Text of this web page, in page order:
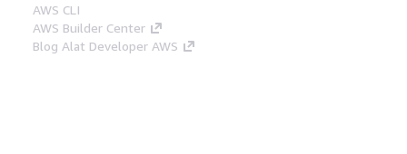
AWS CLI
AWS Builder Center
Blog Alat Developer AWS